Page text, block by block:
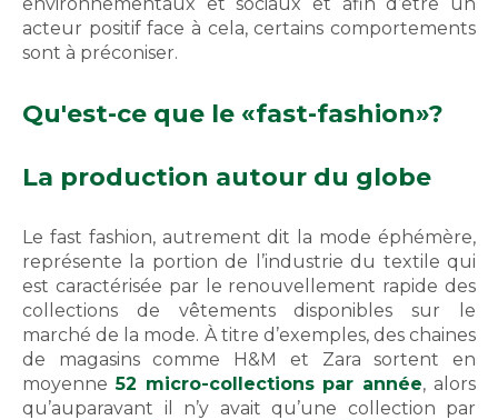
acteur positif face à cela, certains comportements
sont à préconiser.
Qu'est-ce que le «fast-fashion»?
La production autour du globe
Le fast fashion, autrement dit la mode éphémère,
représente la portion de l’industrie du textile qui
est caractérisée par le renouvellement rapide des
collections de vêtements disponibles sur le
marché de la mode. À titre d’exemples, des chaines
de magasins comme H&M et Zara sortent en
moyenne52 micro-collections par année, alors
qu’auparavant il n’y avait qu’une collection par